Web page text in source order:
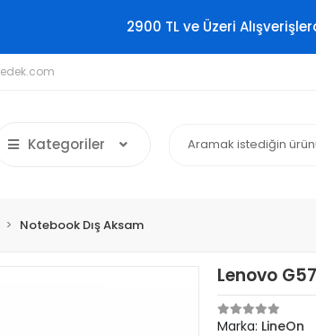
2900 TL ve Üzeri
Kategoriler
Notebook Dış Aksam
Lenovo
Marka: LineOn